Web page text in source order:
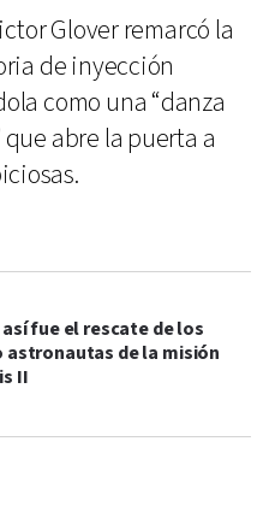
Glover remarcó la
de inyección
como una “danza
abre la puerta a
fue el rescate de los
astronautas de la misión
II